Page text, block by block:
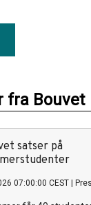
fra Bouvet
satser på
07:00:00 CEST